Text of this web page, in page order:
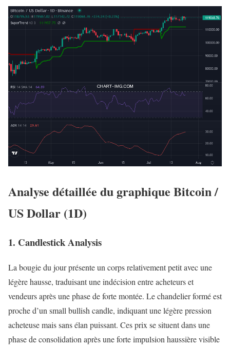
Analyse détaillée du graphique Bitcoin /
US Dollar (1D)
1. Candlestick Analysis
La bougie du jour présente un corps relativement petit avec une
légère hausse, traduisant une indécision entre acheteurs et
vendeurs après une phase de forte montée. Le chandelier formé est
proche d’un small bullish candle, indiquant une légère pression
acheteuse mais sans élan puissant. Ces prix se situent dans une
phase de consolidation après une forte impulsion haussière visible